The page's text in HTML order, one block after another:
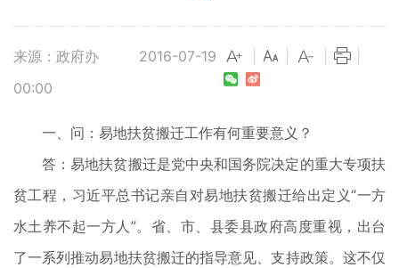
来源：政府办
2016-07-19
00:00
一、问：易地扶贫搬迁工作有何重要意义？
答：易地扶贫搬迁是党中央和国务院决定的重大专项扶
贫工程，习近平总书记亲自对易地扶贫搬迁给出定义“一方
水土养不起一方人”。省、市、县委县政府高度重视，出台
了一系列推动易地扶贫搬迁的指导意见、支持政策。这不仅